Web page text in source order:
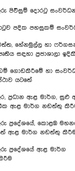
පිවිසුම් දොරටු
පදික පහසුකම්
හේනමුල්ල හා
සඳහා ප්‍රජාශාලා
ගොඩකිරීමේ හා
යටතේ
ප්‍රධාන ඇළ මාර්ග, සුළු
ඇළ මාර්ග නඩත්තු
ප්‍රදේශයේ, කොළඹ
ඇළ මාර්ග නඩත්තු
ප්‍රදේශයේ ඇළ මාර්ග